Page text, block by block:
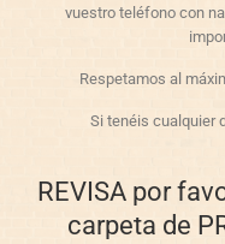
vuestro teléfono con
Respetamos al
Si tenéis cualquier
REVISA por
carpeta de